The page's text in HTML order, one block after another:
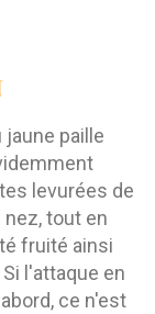
paille
levurées de
tout en
fruité ainsi
l'attaque en
ce n'est